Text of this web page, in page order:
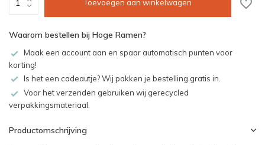
Toevoegen aan winkelwagen
Waarom bestellen bij Hoge Ramen?
Maak een account aan en spaar automatisch punten voor
korting!
Is het een cadeautje? Wij pakken je bestelling gratis in.
Voor het verzenden gebruiken wij gerecycled
verpakkingsmateriaal.
Productomschrijving